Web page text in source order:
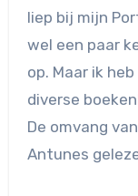
liep bij mijn
wel een paar
op. Maar ik
diverse
De omvang
Antunes